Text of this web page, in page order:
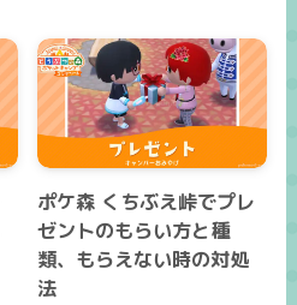
ポケ森 くちぶえ峠でプレ
ゼントのもらい方と種
類、もらえない時の対処
法